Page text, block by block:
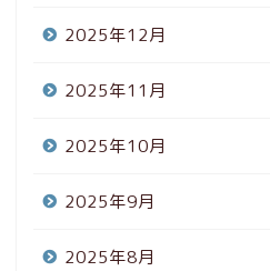
2025年12月
2025年11月
2025年10月
2025年9月
2025年8月